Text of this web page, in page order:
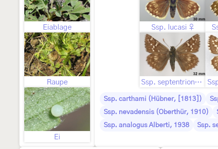
Eiablage
Raupe
Ei
Ssp. lucasi ♀
Ssp. septentrionalis ♀
Ssp. carthami (Hübner, [1813])
Ssp. nevadensis (Oberthür, 1910)
Ssp. analogus Alberti, 1938
Ssp.